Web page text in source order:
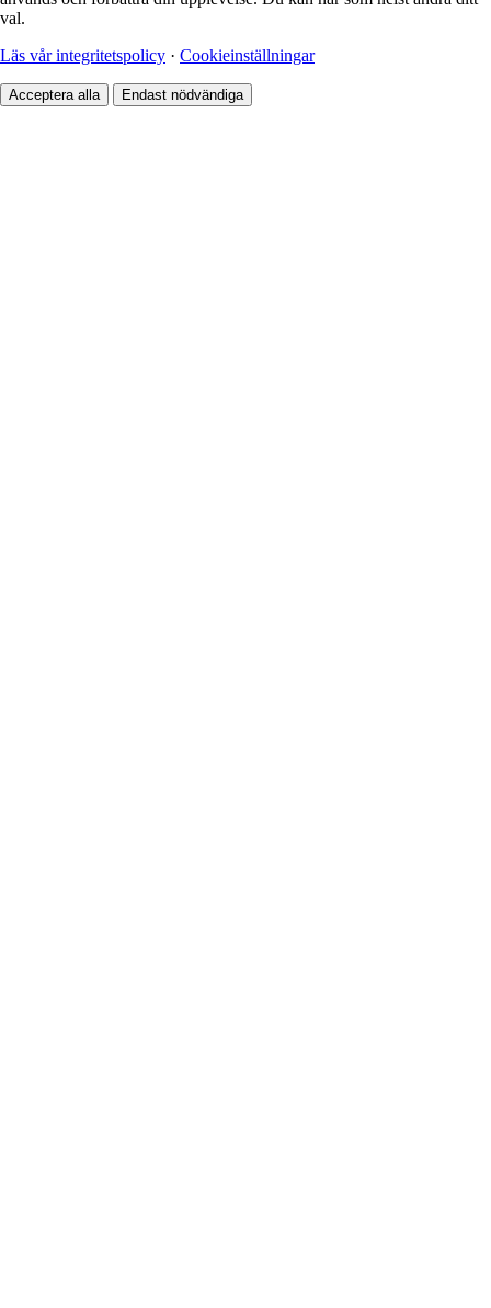
val.
Läs vår integritetspolicy · Cookieinställningar
Acceptera alla Endast nödvändiga